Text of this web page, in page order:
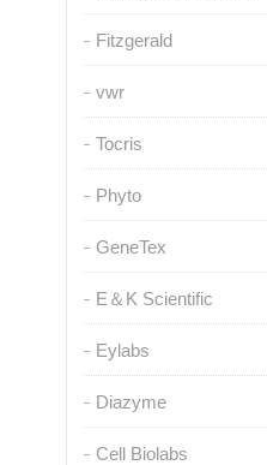
Fitzgerald
vwr
Tocris
Phyto
GeneTex
E＆K Scientific
Eylabs
Diazyme
Cell Biolabs